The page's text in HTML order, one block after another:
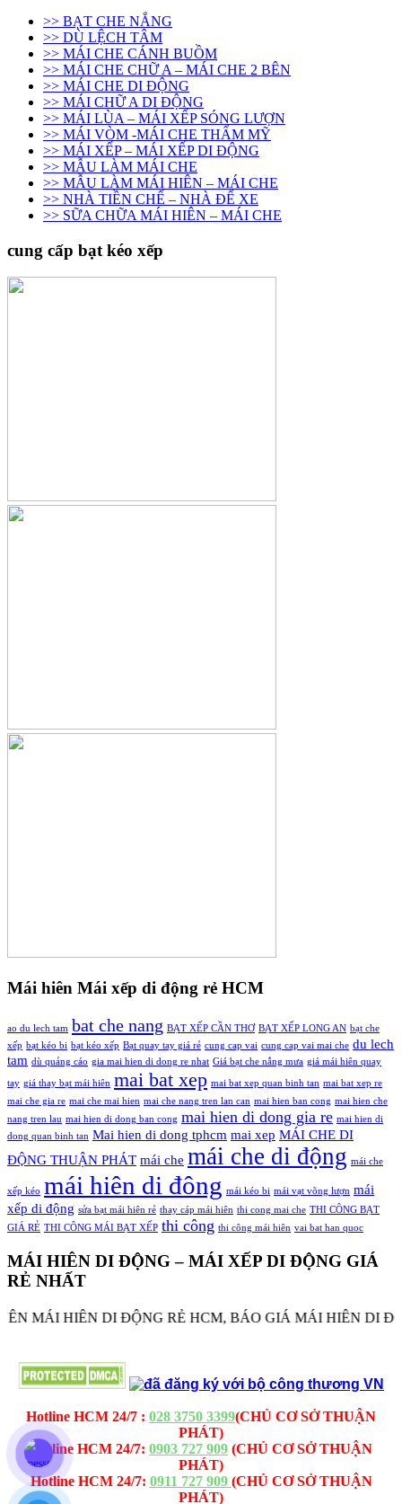
>> BẠT CHE NẮNG
>> DÙ LỆCH TÂM
>> MÁI CHE CÁNH BUỒM
>> MÁI CHE CHỮ A – MÁI CHE 2 BÊN
>> MÁI CHE DI ĐỘNG
>> MÁI CHỮ A DI ĐỘNG
>> MÁI LÙA – MÁI XẾP SÓNG LƯỢN
>> MÁI VÒM -MÁI CHE THẨM MỸ
>> MÁI XẾP – MÁI XẾP DI ĐỘNG
>> MẪU LÀM MÁI CHE
>> MẪU LÀM MÁI HIÊN – MÁI CHE
>> NHÀ TIỀN CHẾ – NHÀ ĐỂ XE
>> SỮA CHỮA MÁI HIÊN – MÁI CHE
cung cấp bạt kéo xếp
Mái hiên Mái xếp di động rẻ HCM
ao du lech tam bat che nang BẠT XẾP CẦN THƠ BẠT XẾP LONG AN bạt che
xếp bạt kéo bi bạt kéo xếp Bạt quay tay giá rẻ cung cap vai cung cap vai mai che du lech
tam dù quảng cáo gia mai hien di dong re nhat Giá bạt che nắng mưa giá mái hiên quay
tay giá thay bạt mái hiên mai bat xep mai bat xep quan binh tan mai bat xep re
mai che gia re mai che mai hien mai che nang tren lan can mai hien ban cong mai hien che
nang tren lau mai hien di dong ban cong mai hien di dong gia re mai hien di
dong quan binh tan Mai hien di dong tphcm mai xep MÁI CHE DI
ĐỘNG THUẬN PHÁT mái che mái che di động mái che
xếp kéo mái hiên di đông mái kéo bi mái vạt võng lượn mái
xếp di động sửa bạt mái hiên rẻ thay cáp mái hiên thi cong mai che THI CÔNG BẠT
GIÁ RẺ THI CÔNG MÁI BẠT XẾP thi công thi công mái hiên vai bat han quoc
MÁI HIÊN DI ĐỘNG – MÁI XẾP DI ĐỘNG GIÁ
RẺ NHẤT
MÁI HIÊN DI ĐỘNG RẺ HCM, BÁO GIÁ MÁI HIÊN DI
Hotline HCM 24/7 : 028 3750 3399(CHỦ CƠ SỞ THUẬN
PHÁT)
Hotline HCM 24/7: 0903 727 909 (CHỦ CƠ SỞ THUẬN
PHÁT)
Hotline HCM 24/7: 0911 727 909 (CHỦ CƠ SỞ THUẬN
PHÁT)